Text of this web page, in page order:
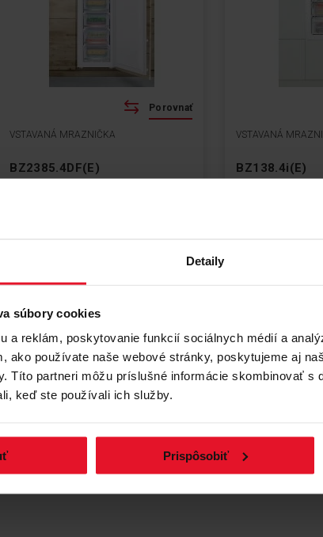
Detaily
súbory cookies
a reklám, poskytovanie funkcií sociálnych médií a
ako používate naše webové stránky, poskytujeme aj
Títo partneri môžu príslušné informácie skombinovať s
keď ste používali ich služby.
Prispôsobiť
VSTAVANÁ MRAZNIČKA
BZ2385.4DF(E)
Zobraziť produkt
Informační karta produktu
Porovnať
VSTAVANÁ
BZ138.4i(E)